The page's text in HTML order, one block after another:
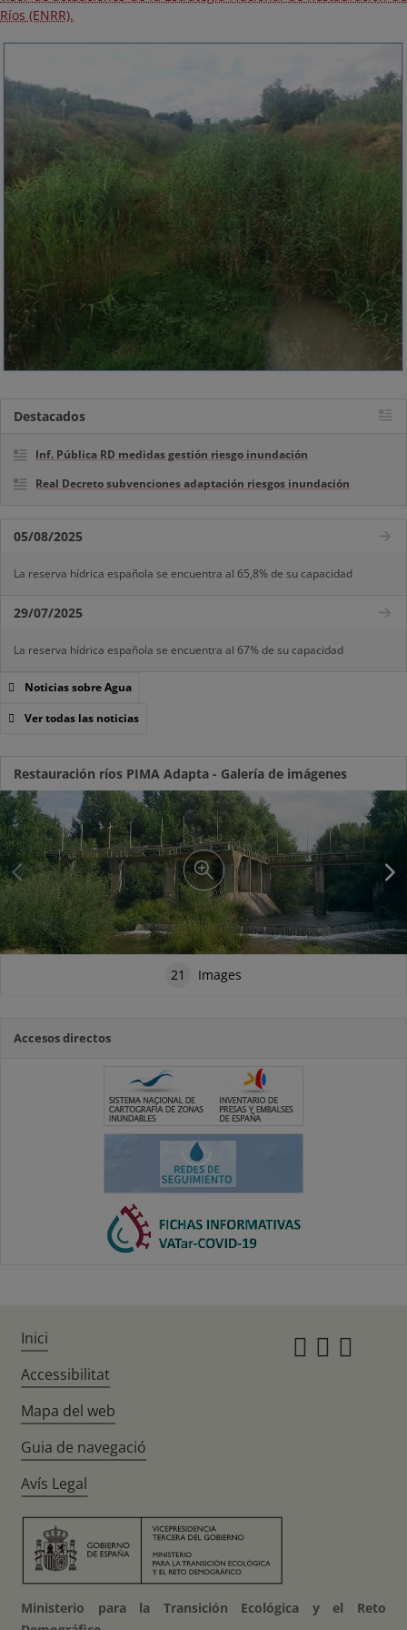
Ríos (ENRR).
Destacados
Inf. Pública RD medidas gestión riesgo inundación
Real Decreto subvenciones adaptación riesgos inundación
05/08/2025
La reserva hídrica española se encuentra al 65,8% de su capacidad
29/07/2025
La reserva hídrica española se encuentra al 67% de su capacidad
Noticias sobre Agua
Ver todas las noticias
Restauración ríos PIMA Adapta - Galería de imágenes
21 Images
Accesos directos
Inici
Accessibilitat
Mapa del web
Guia de navegació
Avís Legal
Ministerio para la Transición Ecológica y el Reto